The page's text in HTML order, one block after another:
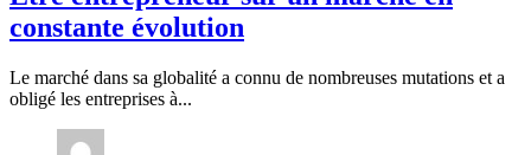
constante évolution
Le marché dans sa globalité a connu de nombreuses mutations et a
obligé les entreprises à...